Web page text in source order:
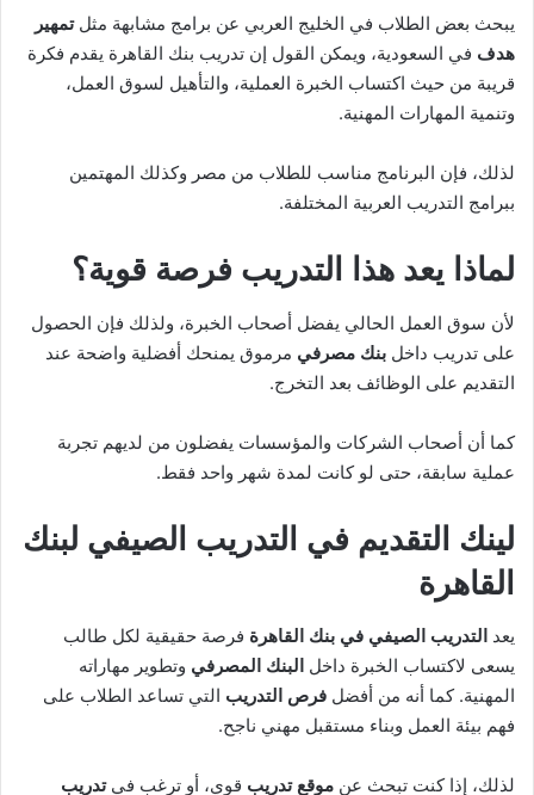
يبحث بعض الطلاب في الخليج العربي عن برامج مشابهة مثلتمهير
هدف في السعودية، ويمكن القول إن تدريب بنك القاهرة يقدم فكرة
قريبة من حيث اكتساب الخبرة العملية، والتأهيل لسوق العمل،
وتنمية المهارات المهنية.
لذلك، فإن البرنامج مناسب للطلاب من مصر وكذلك المهتمين
ببرامج التدريب العربية المختلفة.
لماذا يعد هذا التدريب فرصة قوية؟
لأن سوق العمل الحالي يفضل أصحاب الخبرة، ولذلك فإن الحصول
على تدريب داخل بنك مصرفي مرموق يمنحك أفضلية واضحة عند
التقديم على الوظائف بعد التخرج.
كما أن أصحاب الشركات والمؤسسات يفضلون من لديهم تجربة
عملية سابقة، حتى لو كانت لمدة شهر واحد فقط.
لينك التقديم في التدريب الصيفي لبنك
القاهرة
يعد التدريب الصيفي في بنك القاهرة فرصة حقيقية لكل طالب
يسعى لاكتساب الخبرة داخل البنك المصرفي وتطوير مهاراته
المهنية. كما أنه من أفضل فرص التدريب التي تساعد الطلاب على
فهم بيئة العمل وبناء مستقبل مهني ناجح.
لذلك، إذا كنت تبحث عن موقع تدريب قوي، أو ترغب فيتدريب